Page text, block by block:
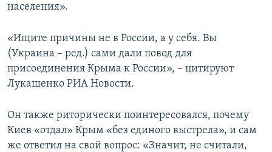
УКРАИНСКАЯ ПРОБЛЕМА КРЫМА
населения».
«Ищите причины не в России, а у себя. Вы
(Украина – ред.) сами дали повод для
присоединения Крыма к России», – цитируют
Лукашенко РИА Новости.
Он также риторически поинтересовался, почему
Киев «отдал» Крым «без единого выстрела», и сам
же ответил на свой вопрос: «Значит, не считали,